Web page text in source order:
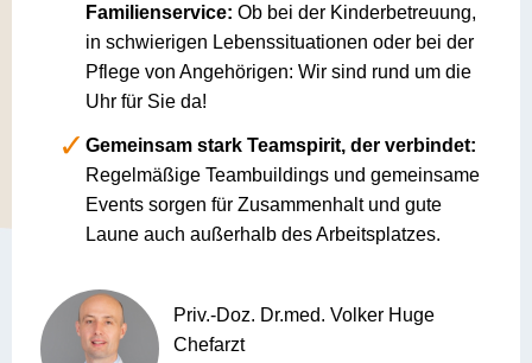
Familienservice: Ob bei der Kinderbetreuung,
in schwierigen Lebenssituationen oder bei der
Pflege von Angehörigen: Wir sind rund um die
Uhr für Sie da!
Gemeinsam stark Teamspirit, der verbindet:
Regelmäßige Teambuildings und gemeinsame
Events sorgen für Zusammenhalt und gute
Laune auch außerhalb des Arbeitsplatzes.
Priv.-Doz. Dr.med. Volker Huge
Chefarzt